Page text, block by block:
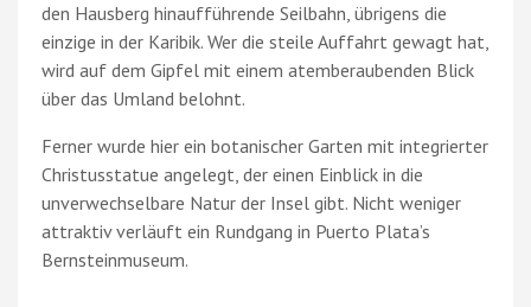
den Hausberg hinaufführende Seilbahn, übrigens die
einzige in der Karibik. Wer die steile Auffahrt gewagt hat,
wird auf dem Gipfel mit einem atemberaubenden Blick
über das Umland belohnt.
Ferner wurde hier ein botanischer Garten mit integrierter
Christusstatue angelegt, der einen Einblick in die
unverwechselbare Natur der Insel gibt. Nicht weniger
attraktiv verläuft ein Rundgang in Puerto Plata’s
Bernsteinmuseum.